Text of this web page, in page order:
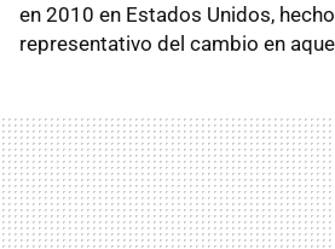
en 2010 en Estados Unidos,
representativo del cambio en